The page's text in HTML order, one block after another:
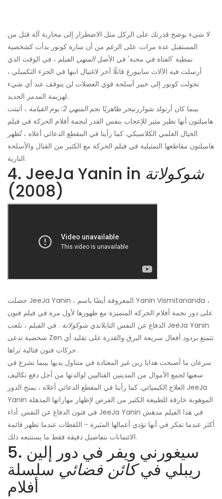
لا شيء يوضح قدرتك على الركل مثل الاضطرار إلى محاربة آلة قتل من
المستقبل عدة مرات. على الرغم من أن سارة كونور بدأت كشخصية
نمطية 'الفتاة في محنة' في الأصلالمنهي الفيلم ، في الوقت الذي
أرسلت فيه الآلات سايبورغ قاتلًا آخر لاغتيال ابنها في الجزء التكميلي ،
تحولت كونور إلى خبير أسلحة قوي العضلات لن يتوقف عند أي شيء
لهزيمة المدمر الجديد.
بينما كان أرنولد شوارزنيجر ظاهريًا نجمالمنهي 2: يوم القيامة
، أثبتت
هاميلتون أنها نظير مثير للإعجاب بنفس القدر لنجمة أفلام الحركة في فيلم
الخيال العلمي الكلاسيكي. كما رأينا في المقطع الدعائي أعلاه ، تُظهر
هاميلتون مقاطعها التمثيلية في فيلم الحركة مع الكثير من القتال والأسلحة
النارية.
4. JeeJa Yanin in شوكولاتة
(2008)
حصلت JeeJa Yanin ، المعروفة أيضًا باسم Yanin Vismitananda ،
على دور نجمة أفلام الحركة المتميزة مع ظهورها لأول مرة في فيلم فنون
الدفاع عن النفس التايلاندي شوكولاتة . في الفيلم ، تلعب JeeJa Yanin
شخصية تدعى Zen تتمتع بردود أفعال سريعة البرق والقدرة على تقليد أي
حركات فنون قتالية تراها.
سرعان ما أصبحت هدايا زين غير المعتادة في متناول يديها بينما تشرع في
سعيها لجمع الأموال من المدينين القتاليين لوالدتها من أجل دفع تكاليف
العلاج الكيميائي. كما رأينا في المقطع الدعائي أعلاه ، يمنح الدور JeeJa
Yanin الموهوبة خارقة للطبيعة الكثير من الفرص لإظهار مهاراتها المذهلة
في فنون الدفاع عن النفس. أداء JeeJa Yanin في هذا الفيلم مدهش
أكثر عندما تفكر في أنها تؤدي أعمالها المثيرة - اللقطات عندما تظهر قائمة
الائتمانات بتفاصيل دقيقة فقط ما يستتبعه ذلك.
5. سيغورني ويفر في دور إلين
ريبلي فيكائن فضائي سلسلة
أفلام